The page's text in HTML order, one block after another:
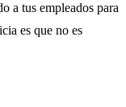
a tus empleados para
es que no es